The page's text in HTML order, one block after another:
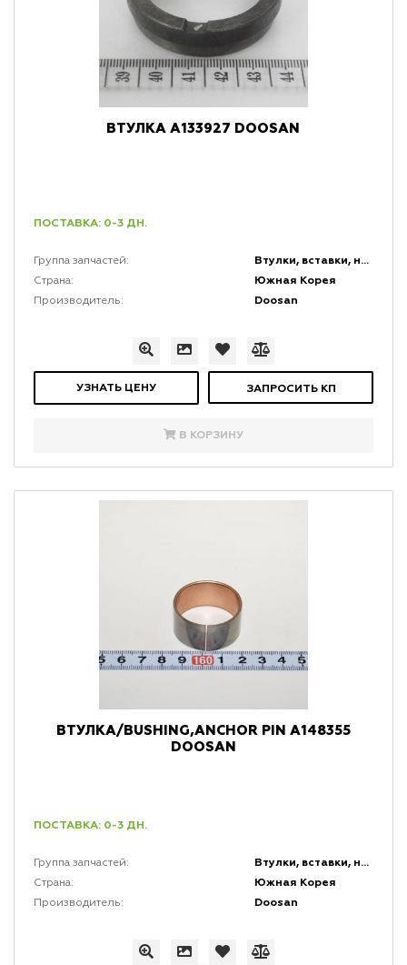
ВТУЛКА A133927 DOOSAN
ПОСТАВКА: 0-3 ДН.
Группа запчастей: Втулки, вставки, накладки и заглушки
Страна: Южная Корея
Производитель: Doosan
УЗНАТЬ ЦЕНУ ЗАПРОСИТЬ КП
В КОРЗИНУ
ВТУЛКА/BUSHING,ANCHOR PIN A148355
DOOSAN
ПОСТАВКА: 0-3 ДН.
Группа запчастей: Втулки, вставки, накладки и заглушки
Страна: Южная Корея
Производитель: Doosan